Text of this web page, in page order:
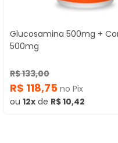
Glucosamina 500mg +
500mg
R$ 133,00
R$ 118,75 no Pix
ou 12x de R$ 10,42